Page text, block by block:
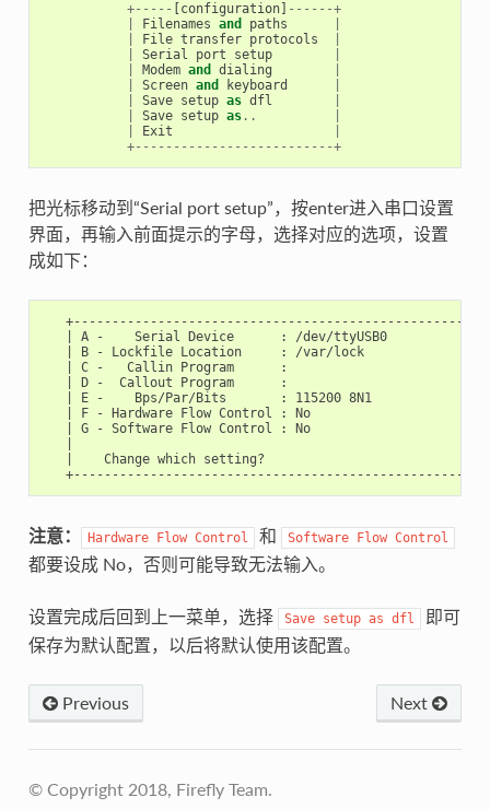
+----- configuration]
------+
Filenames and paths
File transfer protocols
Serial port setup
Modem and dialing
Screen and keyboard
Save setup as dfl
Save setup as..
Exit
+--------------------------+
把光标移动到“Serial port setup”，按enter进入串口设置
界面，再输入前面提示的字母，选择对应的选项，设置
成如下：
| A -    Serial Device      : /dev/ttyUSB0
| B - Lockfile Location     : /var/lock
| C -   Callin Program      :
| D -  Callout Program      :
| E -    Bps/Par/Bits       : 115200 8N1
| F - Hardware Flow Control : No
| G - Software Flow Control : No
|    Change which setting?
注意： Hardware Flow Control 和 Software Flow Control
都要设成 No，否则可能导致无法输入。
设置完成后回到上一菜单，选择 Save setup as dfl
即可
保存为默认配置，以后将默认使用该配置。
Next
Previous
© Copyright 2018, Firefly Team.